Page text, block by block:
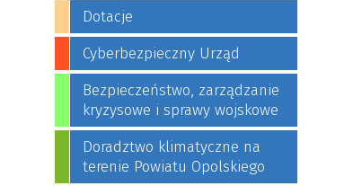
Dotacje
Cyberbezpieczny Urząd
Bezpieczeństwo, zarządzanie
kryzysowe i sprawy wojskowe
Doradztwo klimatyczne na
terenie Powiatu Opolskiego